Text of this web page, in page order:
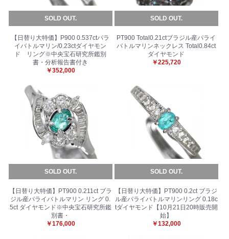
SOLD OUT.
【日替り大特価】P900 0.537ctパラ
イバトルマリン/0.23ctダイヤモン
ド リング※中央宝石研究所鑑別
書・分析報告書付き
￥352,000
SOLD OUT.
PT900 Total0.21ctブラジル産パライ
バトルマリンネックレス Total0.84ct
ダイヤモンド
￥225,720
SOLD OUT.
【日替り大特価】PT900 0.211ct ブラ
ジル産パライバトルマリン リング 0.
5ct ダイヤモンド※中央宝石研究所鑑
別書・
￥176,000
SOLD OUT.
【日替り大特価】PT900 0.2ct ブラジ
ル産パライバトルマリンリング 0.18c
tダイヤモンド【10月21日20時販売開
始】
￥132,000